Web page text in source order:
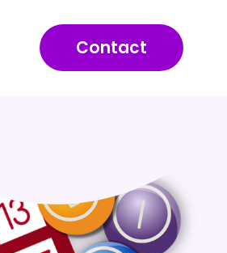
Contact